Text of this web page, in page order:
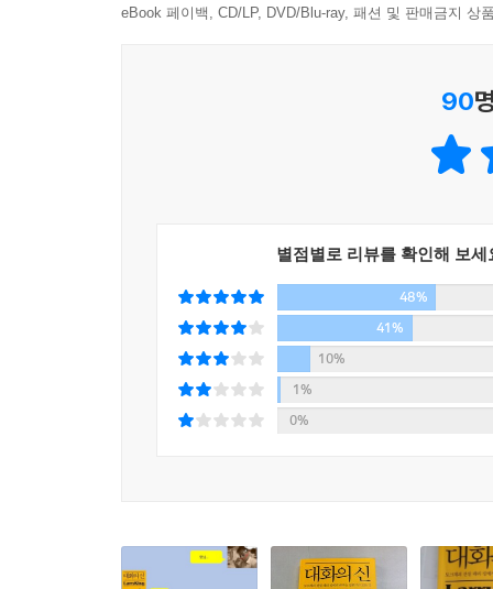
말이 너무 길어지는 까닭은 자꾸만 곁가지를 치기
군소리가 자주 나오게 된다. 이런 식으로는 발언
였으나, 페로는 전투적이었고 초조감을 드러냈
고 불평했다. 많은 사람들에게 이러한 상황은, 토
게 어떻게 패하는지를 보여주는 전형이었다. - 222
--- 본문 중에서
구체적으로 담겨 있다. ‘질문만 잘해도 대화는 끊기
상대의 마음을 단숨에 사로잡는 최고의 말하기 노
기술을 넘어 진정성 있는 소통법이며, 말 잘하는
있었던 이유를 보여준다. 자신보다 상대방을 돋
누구든 어떤 상대도 단숨에 사로잡을 수 있었
교과서’라 부르며 이 책을 극찬해왔다.
말하지 않고 사는 사람은 없지만, 말을 잘하는
우리가 남들과 대화하는 방법을 제대로 배워야 하
eBook 페이백, CD/LP, DVD/Blu-ray, 패션 및 판매금지 상
90
별점별로 리뷰를 확인해 보세
48%
41%
10%
1%
0%